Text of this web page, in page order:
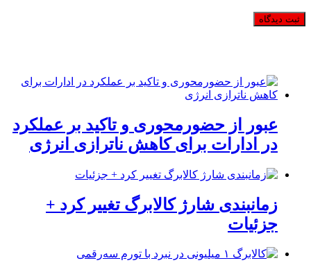
عبور از حضورمحوری و تاکید بر عملکرد
در ادارات برای کاهش ناترازی انرژی
زمانبندی شارژ کالابرگ تغییر کرد +
جزئیات